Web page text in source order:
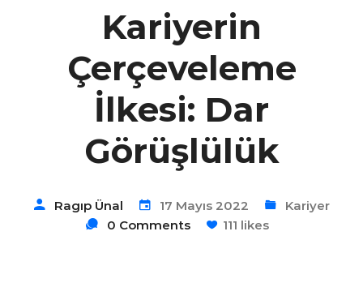
Kariyerin
Çerçeveleme
İlkesi: Dar
Görüşlülük
Ragıp Ünal 17 Mayıs 2022
Kariyer
0 Comments
111 likes